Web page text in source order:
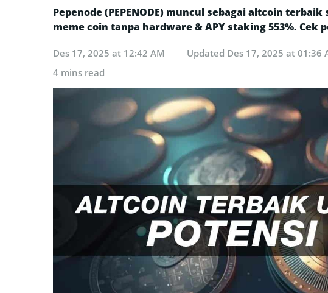
Pepenode (PEPENODE) muncul sebagai altcoin
meme coin tanpa hardware & APY staking 553%. Cek
Des 17, 2025 at 12:42 AM Updated Des 17, 2025 at 01:36
4 mins read